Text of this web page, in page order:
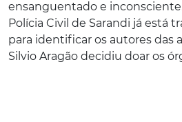
ensanguentado e
Polícia Civil de Sarandi já está
para identificar os autores das
Silvio Aragão decidiu doar os